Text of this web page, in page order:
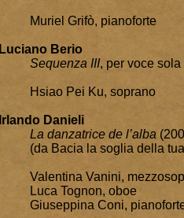
Muriel Grifò, pianoforte
Luciano Berio
Sequenza III, per voce sola
Hsiao Pei Ku, soprano
Irlando Danieli
La danzatrice de l’alba
(da Bacia la soglia della
Valentina Vanini,
Luca Tognon, oboe
Giuseppina Coni,